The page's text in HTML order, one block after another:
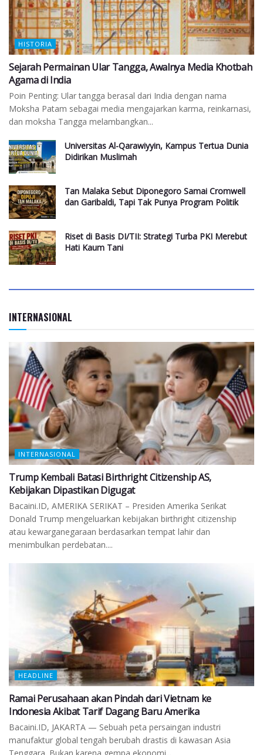
HISTORIA
Sejarah Permainan Ular Tangga, Awalnya Media Khotbah
Agama di India
Poin Penting: Ular tangga berasal dari India dengan nama
Moksha Patam sebagai media mengajarkan karma, reinkarnasi,
dan moksha Tangga melambangkan...
Universitas Al-Qarawiyyin, Kampus Tertua Dunia
Didirikan Muslimah
Tan Malaka Sebut Diponegoro Samai Cromwell
dan Garibaldi, Tapi Tak Punya Program Politik
Riset di Basis DI/TII: Strategi Turba PKI Merebut
Hati Kaum Tani
INTERNASIONAL
INTERNASIONAL
Trump Kembali Batasi Birthright Citizenship AS,
Kebijakan Dipastikan Digugat
Bacaini.ID, AMERIKA SERIKAT – Presiden Amerika Serikat
Donald Trump mengeluarkan kebijakan birthright citizenship
atau kewarganegaraan berdasarkan tempat lahir dan
menimbulkan perdebatan....
HEADLINE
Ramai Perusahaan akan Pindah dari Vietnam ke
Indonesia Akibat Tarif Dagang Baru Amerika
Bacaini.ID, JAKARTA — Sebuah peta persaingan industri
manufaktur global tengah berubah drastis di kawasan Asia
Tenggara. Bukan karena gempa ekonomi...